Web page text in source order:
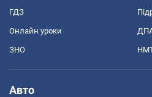
ГДЗ
Онлайн уроки
ЗНО
Авто